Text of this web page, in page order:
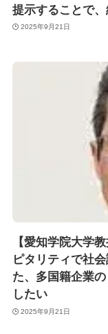
提示することで
2025年9月21日
【愛知学院大学
ピタリティで社
た、多国籍企業
したい
2025年9月21日